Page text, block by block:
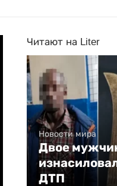
Читают на Liter
Новости мира
Двое
ДТП